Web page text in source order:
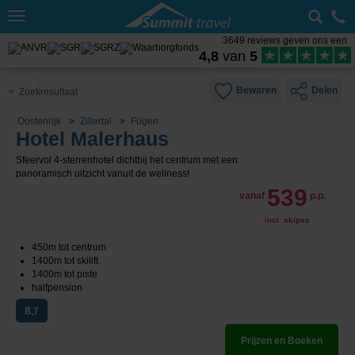
Toggle
3649 reviews geven ons een
4,8 van 5
< Zoekresultaat Bewaren Delen
Oostenrijk Zillertal Fügen
Hotel Malerhaus
Sfeervol 4-sterrenhotel dichtbij het centrum met een
panoramisch uitzicht vanuit de wellness!
vanaf 539 p.p.
incl. skipas
450m tot centrum
1400m tot skilift
1400m tot piste
halfpension
8,7
Prijzen en Boeken